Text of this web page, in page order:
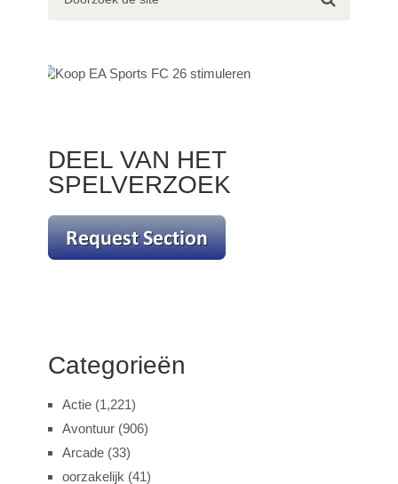
DEEL VAN HET
SPELVERZOEK
Categorieën
Actie(1,221)
Avontuur(906)
Arcade(33)
oorzakelijk (41)